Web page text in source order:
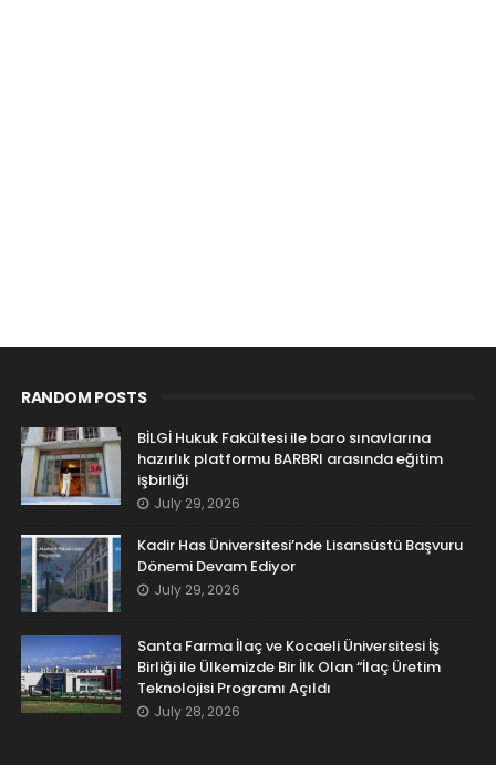
RANDOM POSTS
BİLGİ Hukuk Fakültesi ile baro sınavlarına
hazırlık platformu BARBRI arasında eğitim
işbirliği
July 29, 2026
Kadir Has Üniversitesi’nde Lisansüstü Başvuru
Dönemi Devam Ediyor
July 29, 2026
Santa Farma İlaç ve Kocaeli Üniversitesi İş
Birliği ile Ülkemizde Bir İlk Olan “İlaç Üretim
Teknolojisi Programı Açıldı
July 28, 2026